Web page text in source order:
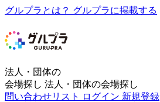
グルプラとは？ グルプラに掲載する
法人・団体の
会場探し 法人・団体の会場探し
問い合わせリスト
ログイン 新規登録